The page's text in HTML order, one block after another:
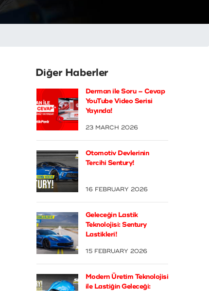
Diğer Haberler
Derman ile Soru – Cevap
YouTube Video Serisi
Yayında!
23 MARCH 2026
Otomotiv Devlerinin
Tercihi Sentury!
16 FEBRUARY 2026
Geleceğin Lastik
Teknolojisi: Sentury
Lastikleri!
15 FEBRUARY 2026
Modern Üretim Teknolojisi
ile Lastiğin Geleceği: